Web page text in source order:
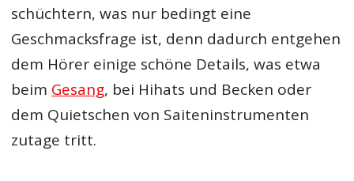
schüchtern, was nur bedingt eine
Geschmacksfrage ist, denn dadurch entgehen
dem Hörer einige schöne Details, was etwa
beim Gesang, bei Hihats und Becken oder
dem Quietschen von Saiteninstrumenten
zutage tritt.